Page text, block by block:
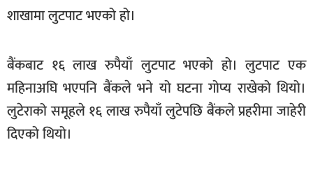
साहित्य
प्रवधि
शाखामा लुटपाट भएको हो।
बैंकबाट १६ लाख रुपैयाँ लुटपाट भएको हो। लुटपाट एक
महिनाअघि भएपनि बैंकले भने यो घटना गोप्य राखेको थियो।
लुटेराको समूहले १६ लाख रुपैयाँ लुटेपछि बैंकले प्रहरीमा जाहेरी
दिएको थियो।